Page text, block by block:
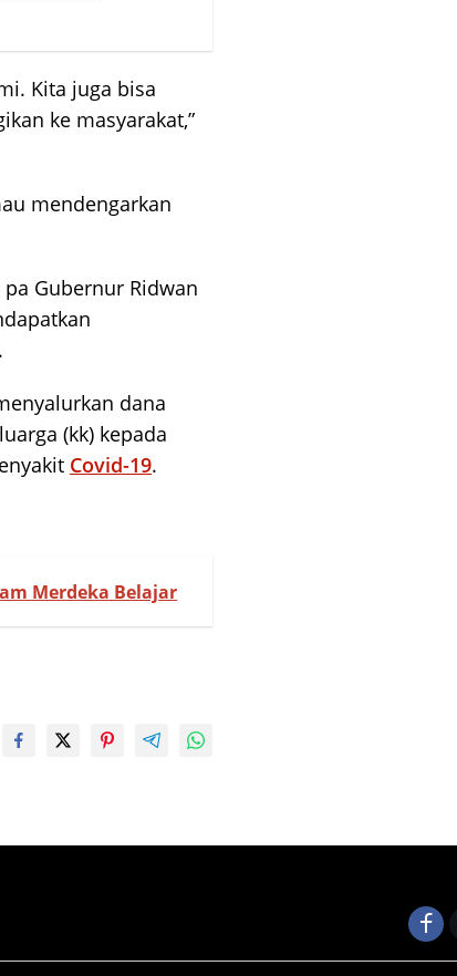
Kita juga bisa
ke masyarakat,”
mendengarkan
Gubernur Ridwan
dana
(kk) kepada
Covid-19.
Merdeka Belajar